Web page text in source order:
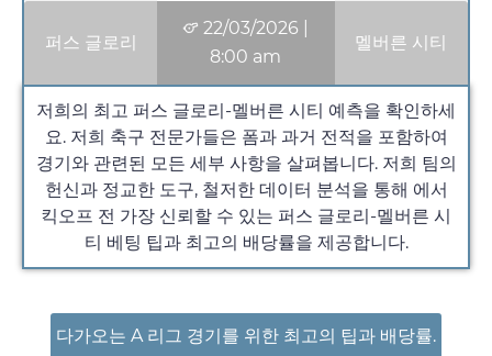
퍼스 글로리
22/03/2026
8:00 am
멜버른 시티
저희의 최고 퍼스 글로리-멜버른 시티 예측을 확인하세
요. 저희 축구 전문가들은 폼과 과거 전적을 포함하여
경기와 관련된 모든 세부 사항을 살펴봅니다. 저희 팀의
헌신과 정교한 도구, 철저한 데이터 분석을 통해 에서
킥오프 전 가장 신뢰할 수 있는 퍼스 글로리-멜버른 시
티 베팅 팁과 최고의 배당률을 제공합니다.
다가오는 A 리그 경기를 위한 최고의 팁과 배당률.